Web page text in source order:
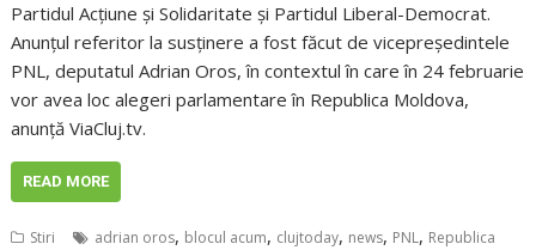
Partidul Acţiune şi Solidaritate şi Partidul Liberal-Democrat.
Anunţul referitor la susţinere a fost făcut de vicepreşedintele
PNL, deputatul Adrian Oros, în contextul în care în 24 februarie
vor avea loc alegeri parlamentare în Republica Moldova,
anunţă ViaCluj.tv.
READ MORE
Stiri adrian oros, blocul acum, clujtoday, news, PNL, Republica